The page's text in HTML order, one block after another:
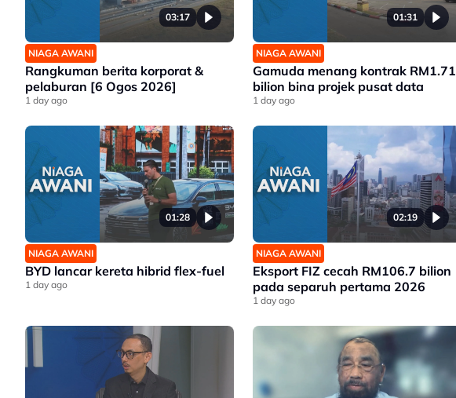
03:17
NIAGA AWANI
Rangkuman berita korporat &
pelaburan [6 Ogos 2026]
1 day ago
01:31
NIAGA AWANI
Gamuda menang kontrak RM1.71
bilion bina projek pusat data
1 day ago
01:28
NIAGA AWANI
BYD lancar kereta hibrid flex-fuel
1 day ago
02:19
NIAGA AWANI
Eksport FIZ cecah RM106.7 bilion
pada separuh pertama 2026
1 day ago